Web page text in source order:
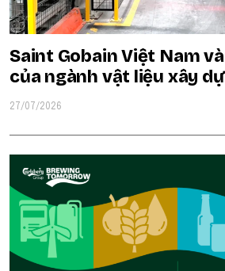
Saint Gobain Việt Nam
của ngành vật liệu xây
27/07/2026